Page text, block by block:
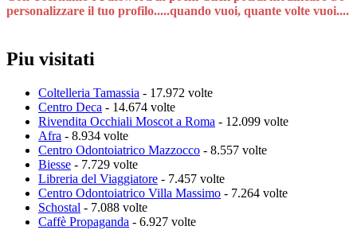
personalizzare il tuo profilo.....quando vuoi, quante volte vuoi....
Piu visitati
Coltelleria Tamassia - 17.972 volte
Centro Deca - 14.674 volte
Rivendita Occhiali Moscot a Roma - 12.099 volte
Afra - 8.934 volte
Centro Odontoiatrico Mazzocco - 8.557 volte
Biesse - 7.729 volte
Libreria del Viaggiatore - 7.457 volte
Centro Odontoiatrico Villa Massimo - 7.264 volte
Schostal - 7.088 volte
Caffè Propaganda - 6.927 volte